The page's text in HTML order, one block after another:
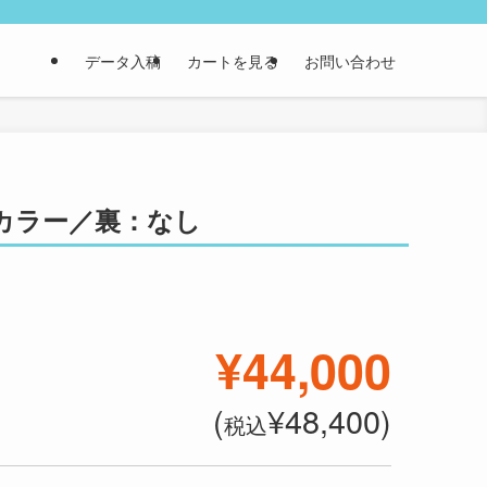
データ入稿 カートを見る お問い合わせ
ー／裏：なし
¥44,000
(税込¥48,400)